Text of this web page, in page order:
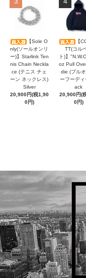
【Sole O
nly(ソールオンリ
ー)】Starlink Ten
nis Chain Neckla
ce (テニス チェ
ーン ネックレス)
Silver
20,900円(税1,90
0円)
【
TT(コル
ト)】
oz Pull
die (プル
ーフーディ
ack
20,900円(
0円)